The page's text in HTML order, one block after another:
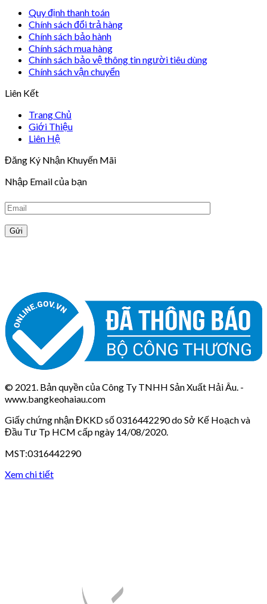
Quy định thanh toán
Chính sách đổi trả hàng
Chính sách bảo hành
Chính sách mua hàng
Chính sách bảo vệ thông tin người tiêu dùng
Chính sách vận chuyển
Liên Kết
Trang Chủ
Giới Thiệu
Liên Hệ
Đăng Ký Nhận Khuyến Mãi
Nhập Email của bạn
© 2021. Bản quyền của Công Ty TNHH Sản Xuất Hải Âu. -
www.bangkeohaiau.com
Giấy chứng nhận ĐKKD số 0316442290 do Sở Kế Hoạch và
Đầu Tư Tp HCM cấp ngày 14/08/2020.
MST:0316442290
Xem chi tiết